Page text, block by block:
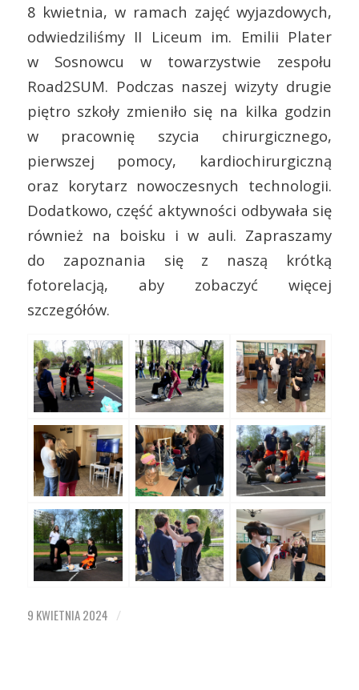
8 kwietnia, w ramach zajęć wyjazdowych,
odwiedziliśmy II Liceum im. Emilii Plater
w Sosnowcu w towarzystwie zespołu
Road2SUM. Podczas naszej wizyty drugie
piętro szkoły zmieniło się na kilka godzin
w pracownię szycia chirurgicznego,
pierwszej pomocy, kardiochirurgiczną
oraz korytarz nowoczesnych technologii.
Dodatkowo, część aktywności odbywała się
również na boisku i w auli. Zapraszamy
do zapoznania się z naszą krótką
fotorelacją, aby zobaczyć więcej
szczegółów.
9 KWIETNIA 2024 /